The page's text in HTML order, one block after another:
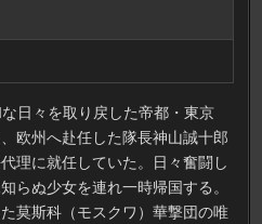
日々を取り戻した帝都・東京
欧州へ赴任した隊長神山誠十郎
理に就任していた。日々奮闘し
らぬ少女を連れ一時帰国する。
莫斯科（モスクワ）華撃団の唯